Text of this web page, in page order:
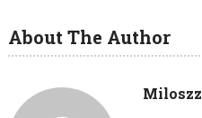
About The Author
Miloszz